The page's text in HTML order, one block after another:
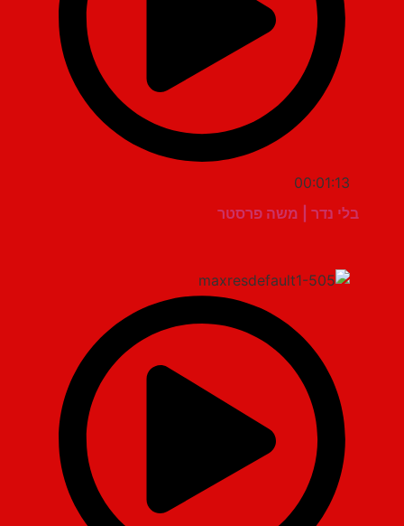
00:01:13
בלי נדר | משה פרסטר